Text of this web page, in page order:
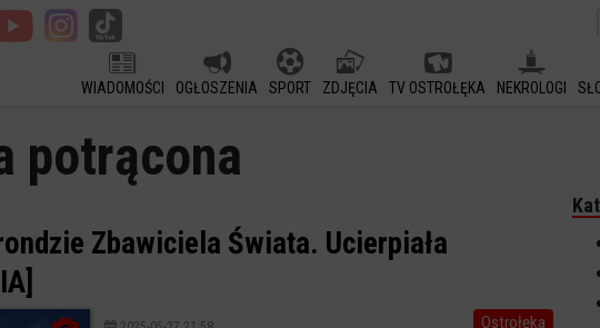
WIADOMOŚCI OGŁOSZENIA SPORT ZDJĘCIA TV OSTROŁĘKA NEKROLOGI
potrącona
Zbawiciela Świata. Ucierpiała
Ostrołęka